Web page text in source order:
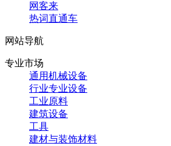
网客来
热词直通车
网站导航
专业市场
通用机械设备
行业专业设备
工业原料
建筑设备
工具
建材与装饰材料